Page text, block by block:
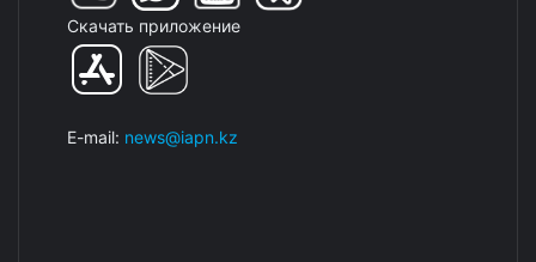
Скачать приложение
E-mail: news@iapn.kz